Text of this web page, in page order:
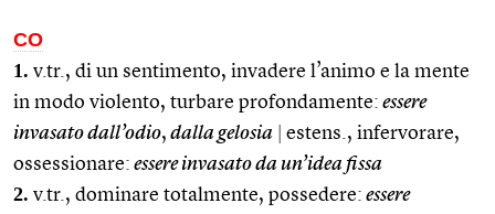
CO
1. v.tr., di un sentimento, invadere l’animo e la mente
in modo violento, turbare profondamente: essere
invasato dall’odio, dalla gelosia
estens., infervorare,
ossessionare: essere invasato da un’idea fissa
2. v.tr., dominare totalmente, possedere: essere